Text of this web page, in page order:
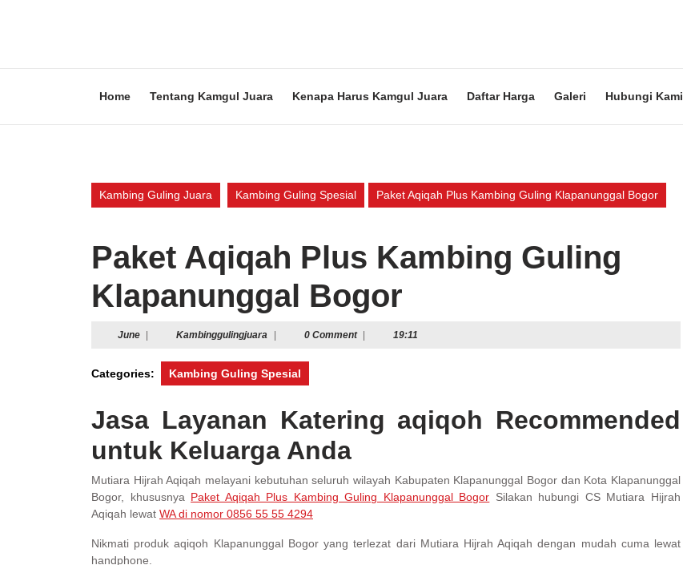
Home Tentang Kamgul Juara Kenapa Harus Kamgul Juara Daftar Harga Galeri Hubungi Kami
Kambing Guling Juara Kambing Guling Spesial Paket Aqiqah Plus Kambing Guling Klapanunggal Bogor
Paket Aqiqah Plus Kambing Guling
Klapanunggal Bogor
JuneJune Kambinggulingjuara Kambinggulingjuara
0 Comment 19:11
Categories: Kambing Guling Spesial
Jasa Layanan Katering aqiqoh Recommended
untuk Keluarga Anda
Mutiara Hijrah Aqiqah melayani kebutuhan seluruh wilayah Kabupaten Klapanunggal Bogor dan Kota Klapanunggal
Bogor, khususnya Paket Aqiqah Plus Kambing Guling Klapanunggal Bogor Silakan hubungi CS Mutiara Hijrah
Aqiqah lewat WA di nomor 0856 55 55 4294
Nikmati produk aqiqoh Klapanunggal Bogor yang terlezat dari Mutiara Hijrah Aqiqah dengan mudah cuma lewat
handphone.